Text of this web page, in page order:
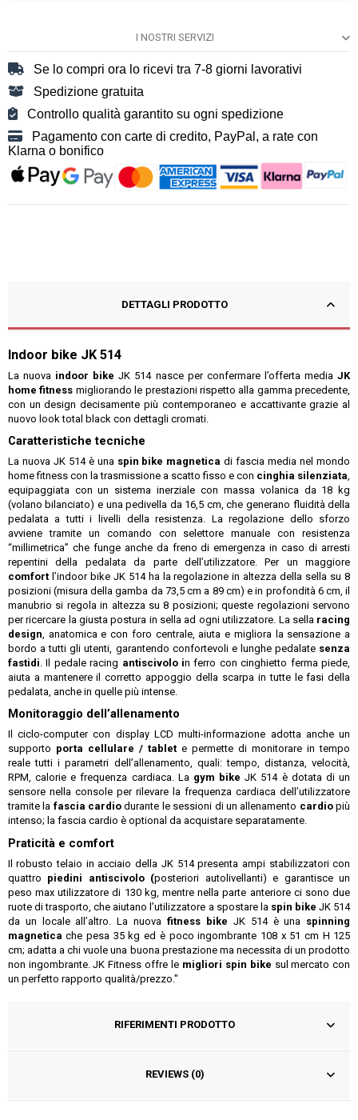
I NOSTRI SERVIZI
Se lo compri ora lo ricevi tra 7-8 giorni lavorativi
Spedizione gratuita
Controllo qualità garantito su ogni spedizione
Pagamento con carte di credito, PayPal, a rate con
Klarna o bonifico
DETTAGLI PRODOTTO
Indoor bike JK 514
La nuova indoor bike JK 514 nasce per confermare l’offerta media JK
home fitness migliorando le prestazioni rispetto alla gamma precedente,
con un design decisamente più contemporaneo e accattivante grazie al
nuovo look total black con dettagli cromati.
Caratteristiche tecniche
La nuova JK 514 è una spin bike magnetica di fascia media nel mondo
home fitness con la trasmissione a scatto fisso e con cinghia silenziata,
equipaggiata con un sistema inerziale con massa volanica da 18 kg
(volano bilanciato) e una pedivella da 16,5 cm, che generano fluidità della
pedalata a tutti i livelli della resistenza. La regolazione dello sforzo
avviene tramite un comando con selettore manuale con resistenza
“millimetrica” che funge anche da freno di emergenza in caso di arresti
repentini della pedalata da parte dell’utilizzatore. Per un maggiore
comfortl’indoor bike JK 514 ha la regolazione in altezza della sella su 8
posizioni (misura della gamba da 73,5 cm a 89 cm) e in profondità 6 cm, il
manubrio si regola in altezza su 8 posizioni; queste regolazioni servono
per ricercare la giusta postura in sella ad ogni utilizzatore. La sella racing
design, anatomica e con foro centrale, aiuta e migliora la sensazione a
bordo a tutti gli utenti, garantendo confortevoli e lunghe pedalate senza
fastidi. Il pedale racing antiscivolo in ferro con cinghietto ferma piede,
aiuta a mantenere il corretto appoggio della scarpa in tutte le fasi della
pedalata, anche in quelle più intense.
Monitoraggio dell’allenamento
Il ciclo-computer con display LCD multi-informazione adotta anche un
supporto porta cellulare / tablete permette di monitorare in tempo
reale tutti i parametri dell’allenamento, quali: tempo, distanza, velocità,
RPM, calorie e frequenza cardiaca. La gym bike JK 514 è dotata di un
sensore nella console per rilevare la frequenza cardiaca dell’utilizzatore
tramite la fascia cardio durante le sessioni di un allenamento cardiopiù
intenso; la fascia cardio è optional da acquistare separatamente.
Praticità e comfort
Il robusto telaio in acciaio della JK 514 presenta ampi stabilizzatori con
quattro piedini antiscivolo (posteriori autolivellanti) e garantisce un
peso max utilizzatore di 130 kg, mentre nella parte anteriore ci sono due
ruote di trasporto, che aiutano l’utilizzatore a spostare la spin bike JK 514
da un locale all’altro. La nuova fitness bike JK 514 è una spinning
magnetica che pesa 35 kg ed è poco ingombrante 108 x 51 cm H 125
cm; adatta a chi vuole una buona prestazione ma necessita di un prodotto
non ingombrante. JK Fitness offre le migliori spin bike sul mercato con
un perfetto rapporto qualità/prezzo."
RIFERIMENTI PRODOTTO
REVIEWS (0)